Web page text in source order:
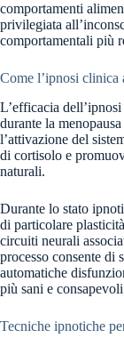
comportamenti
privilegiata
comportamentali più
Come l’ipnosi clinica
L’efficacia dell’ipnosi
durante la
l’attivazione del
di cortisolo e
naturali.
Durante lo stato
di particolare
circuiti neurali
processo consente di
automatiche
più sani e
Tecniche ipnotiche